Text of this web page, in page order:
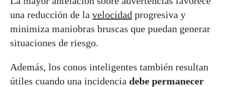
una reducción de la velocidad progresiva y
minimiza maniobras bruscas que puedan generar
situaciones de riesgo.
Además, los conos inteligentes también resultan
útiles cuando una incidencia debe permanecer